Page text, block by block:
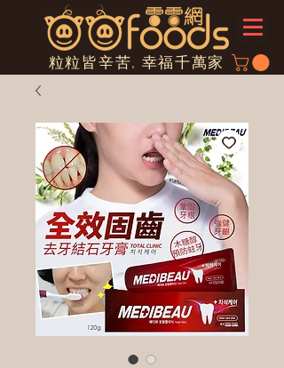
粒粒皆辛苦, 幸福千萬家